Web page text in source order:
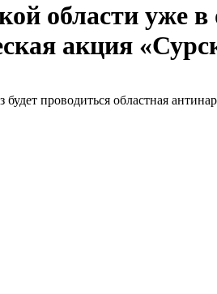
области уже
акция
проводиться областная